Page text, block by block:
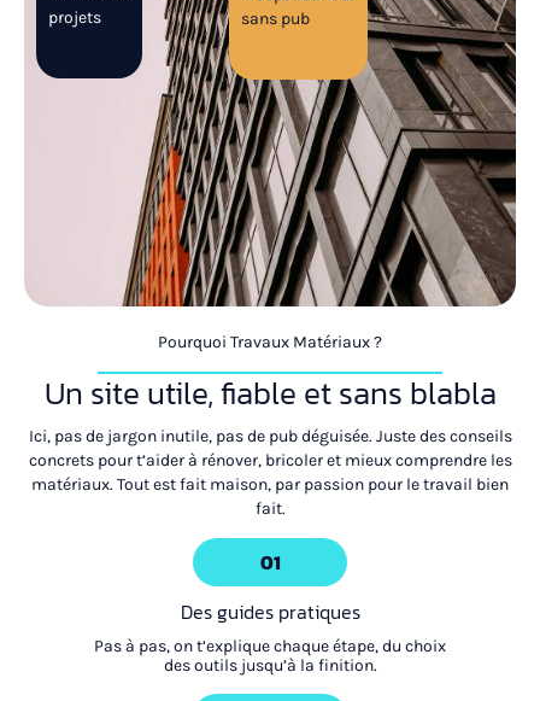
Pourquoi Travaux Matériaux ?
Un site utile, fiable et sans blabla
Ici, pas de jargon inutile, pas de pub déguisée. Juste des conseils
concrets pour t’aider à rénover, bricoler et mieux comprendre les
matériaux. Tout est fait maison, par passion pour le travail bien
fait.
01
Des guides pratiques
Pas à pas, on t’explique chaque étape, du choix
des outils jusqu’à la finition.
projets
sans pub